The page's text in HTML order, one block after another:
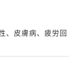
、皮膚病、疲労回